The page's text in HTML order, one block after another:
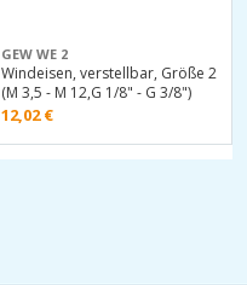
GEW WE 2
Windeisen, verstellbar, Größe 2
(M 3,5 - M 12,G 1/8" - G 3/8")
12,02€